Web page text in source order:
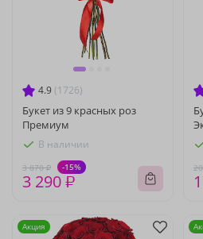
4.9 (1726)
Букет из 9 красных роз
Премиум
В наличии
3 870 ₽ -15%
3 290 ₽
Акция